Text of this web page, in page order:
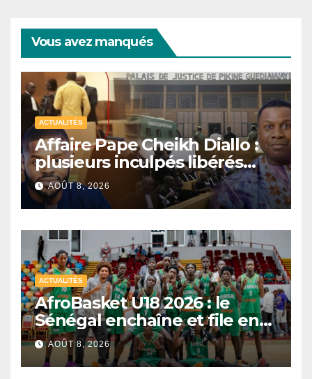
Vous avez manqués
ACTUALITÉS
Affaire Pape Cheikh Diallo :
plusieurs inculpés libérés
après un non-lieu partiel
AOÛT 8, 2026
ACTUALITÉS
AfroBasket U18 2026 : le
Sénégal enchaîne et file en
quarts de finale
AOÛT 8, 2026